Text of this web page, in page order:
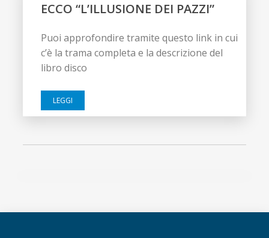
ECCO “L’ILLUSIONE DEI PAZZI”
Puoi approfondire tramite questo link in cui
c’è la trama completa e la descrizione del
libro disco
LEGGI